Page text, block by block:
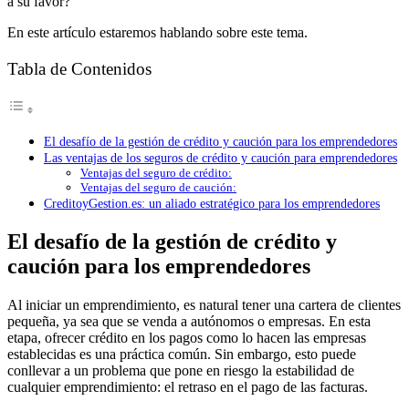
En este artículo estaremos hablando sobre este tema.
Tabla de Contenidos
El desafío de la gestión de crédito y caución para los emprendedores
Las ventajas de los seguros de crédito y caución para emprendedores
Ventajas del seguro de crédito:
Ventajas del seguro de caución:
CreditoyGestion.es: un aliado estratégico para los emprendedores
El desafío de la gestión de crédito y
caución para los emprendedores
Al iniciar un emprendimiento, es natural tener una cartera de clientes
pequeña, ya sea que se venda a autónomos o empresas. En esta
etapa, ofrecer crédito en los pagos como lo hacen las empresas
establecidas es una práctica común. Sin embargo, esto puede
conllevar a un problema que pone en riesgo la estabilidad de
cualquier emprendimiento: el retraso en el pago de las facturas.